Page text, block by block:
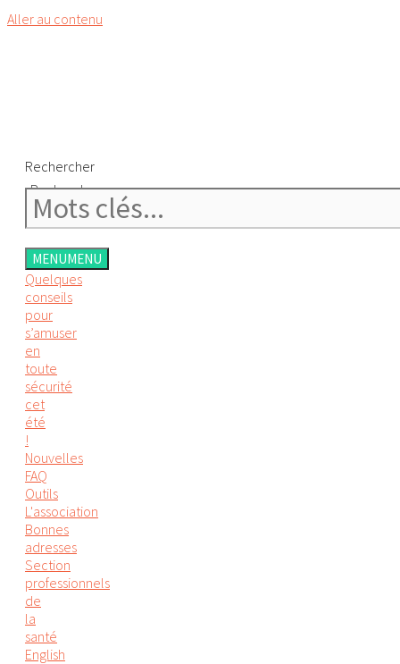
Aller au contenu
Rechercher
Rechercher
MENUMENU
Quelques
conseils
pour
s’amuser
en
toute
sécurité
cet
été
!
Nouvelles
FAQ
Outils
L'association
Bonnes
adresses
Section
professionnels
de
la
santé
English